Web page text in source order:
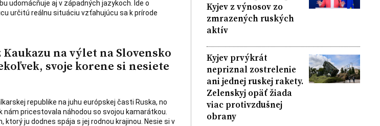
udomácňuje aj v západných jazykoch. Ide o
určitú reálnu situáciu vzťahujúcu sa k prírode
na výlet na Slovensko
svoje korene si nesiete
republike na juhu európskej časti Ruska, no
nám pricestovala náhodou so svojou kamarátkou.
ktorý ju dodnes spája s jej rodnou krajinou. Nesie si v
Kyjev z výnosov zo
zmrazených ruských
aktív
Kyjev prvýkrát
nepriznal zostrelenie
ani jednej ruskej rakety.
Zelenskyj opäť žiada
viac protivzdušnej
obrany